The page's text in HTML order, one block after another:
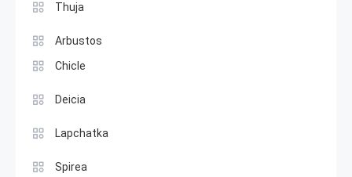
Thuja
Arbustos
Chicle
Deicia
Lapchatka
Spirea